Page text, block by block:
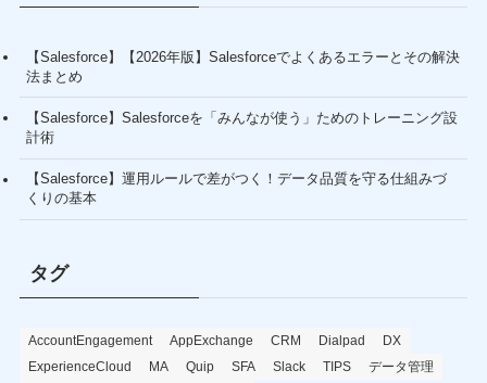
【Salesforce】【2026年版】Salesforceでよくあるエラーとその解決
法まとめ
【Salesforce】Salesforceを「みんなが使う」ためのトレーニング設
計術
【Salesforce】運用ルールで差がつく！データ品質を守る仕組みづ
くりの基本
タグ
AccountEngagement AppExchange CRM Dialpad
DX
ExperienceCloud
MA Quip SFA Slack TIPS
データ管理